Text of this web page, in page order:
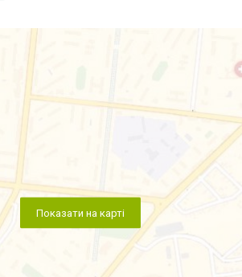
Показати на карті